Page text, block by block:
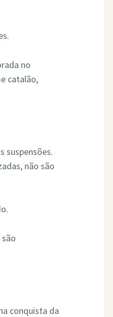
no
catalão,
suspensões.
não são
conquista da